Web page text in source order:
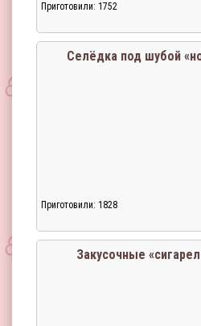
Приготовили: 1752
Селёдка под шубой
Приготовили: 1828
Закусочные